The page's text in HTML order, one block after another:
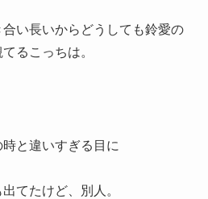
い長いからどうしても鈴愛の
るこっちは。
と違いすぎる目に
てたけど、別人。